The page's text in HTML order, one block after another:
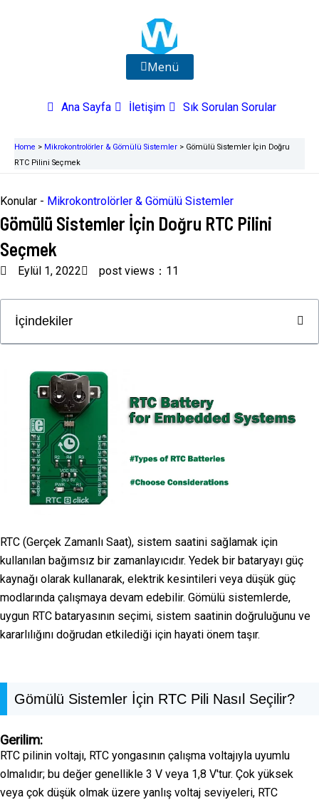
Menü
Ana Sayfa İletişim Sık Sorulan Sorular
Home > Mikrokontrolörler & Gömülü Sistemler > Gömülü Sistemler İçin Doğru
RTC Pilini Seçmek
Konular - Mikrokontrolörler & Gömülü Sistemler
Gömülü Sistemler İçin Doğru RTC Pilini
Seçmek
Eylül 1, 2022 post views：11
İçindekiler
RTC (Gerçek Zamanlı Saat), sistem saatini sağlamak için
kullanılan bağımsız bir zamanlayıcıdır. Yedek bir bataryayı güç
kaynağı olarak kullanarak, elektrik kesintileri veya düşük güç
modlarında çalışmaya devam edebilir. Gömülü sistemlerde,
uygun RTC bataryasının seçimi, sistem saatinin doğruluğunu ve
kararlılığını doğrudan etkilediği için hayati önem taşır.
Gömülü Sistemler İçin RTC Pili Nasıl Seçilir?
Gerilim:
RTC pilinin voltajı, RTC yongasının çalışma voltajıyla uyumlu
olmalıdır; bu değer genellikle 3 V veya 1,8 V'tur. Çok yüksek
veya çok düşük olmak üzere yanlış voltaj seviyeleri, RTC